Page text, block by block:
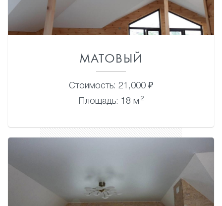
МАТОВЫЙ
Стоимость: 21,000 ₽
Площадь: 18 м 2